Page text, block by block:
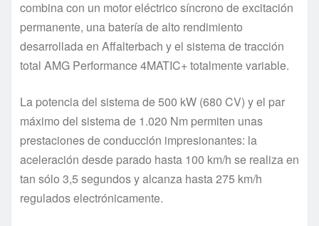
combina con un motor eléctrico síncrono de excitación
permanente, una batería de alto rendimiento
desarrollada en Affalterbach y el sistema de tracción
total AMG Performance 4MATIC+ totalmente variable.
La potencia del sistema de 500 kW (680 CV) y el par
máximo del sistema de 1.020 Nm permiten unas
prestaciones de conducción impresionantes: la
aceleración desde parado hasta 100 km/h se realiza en
tan sólo 3,5 segundos y alcanza hasta 275 km/h
regulados electrónicamente.